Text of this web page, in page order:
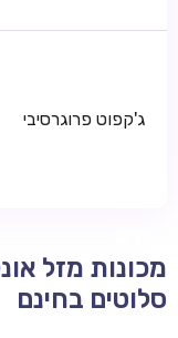
ג'קפוט פרוגרסיבי
מכונות מזל
סלוטים בחינם